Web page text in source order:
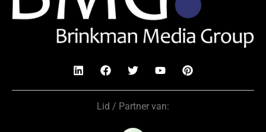
Lid / Partner van: